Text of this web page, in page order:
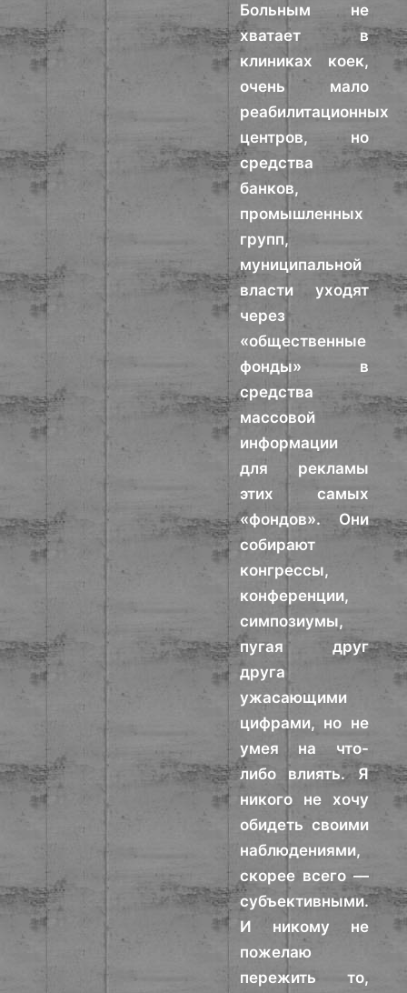
Больным не
хватает в
клиниках коек,
очень мало
реабилитационных
центров, но
средства
банков,
промышленных
групп,
муниципальной
власти уходят
через
«общественные
фонды» в
средства
массовой
информации
для рекламы
этих самых
«фондов». Они
собирают
конгрессы,
конференции,
симпозиумы,
пугая друг
друга
ужасающими
цифрами, но не
умея на что-
либо влиять. Я
никого не хочу
обидеть своими
наблюдениями,
скорее всего —
субъективными.
И никому не
пожелаю
пережить то,